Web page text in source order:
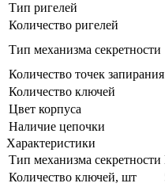
Тип ригелей
Количество ригелей
Тип механизма секретности
Количество точек запирания
Количество ключей
Цвет корпуса
Наличие цепочки
Характеристики
Тип механизма секретности
Количество ключей, шт